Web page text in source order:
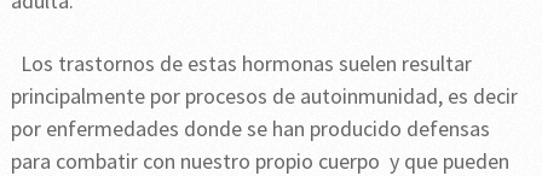
Los trastornos de estas hormonas suelen resultar
principalmente por procesos de autoinmunidad, es decir
por enfermedades donde se han producido defensas
para combatir con nuestro propio cuerpo y que pueden